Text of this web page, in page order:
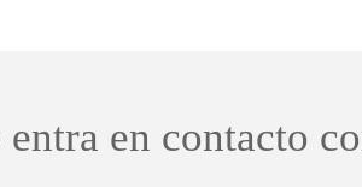
en contacto